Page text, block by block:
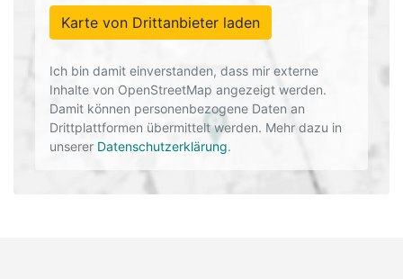
Karte von Drittanbieter laden
Ich bin damit einverstanden, dass mir externe
Inhalte von OpenStreetMap angezeigt werden.
Damit können personenbezogene Daten an
Drittplattformen übermittelt werden. Mehr dazu in
unserer Datenschutzerklärung.